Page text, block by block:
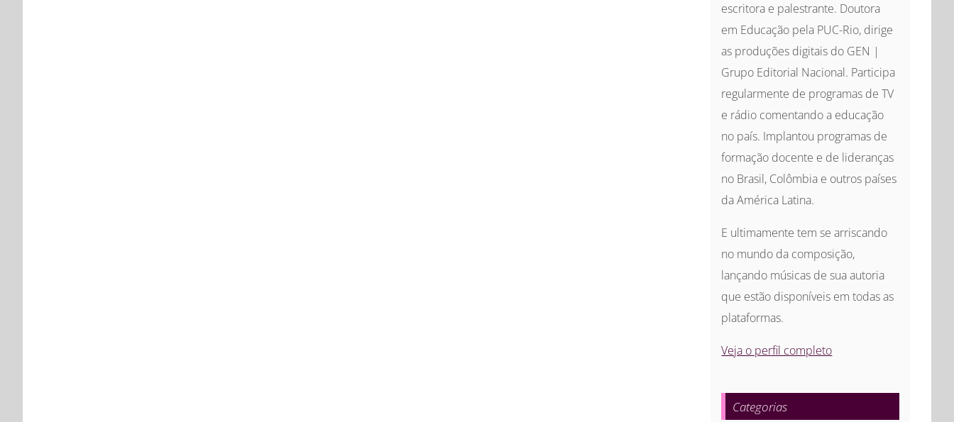
escritora e palestrante. Doutora
em Educação pela PUC-Rio, dirige
as produções digitais do GEN |
Grupo Editorial Nacional. Participa
regularmente de programas de TV
e rádio comentando a educação
no país. Implantou programas de
formação docente e de lideranças
no Brasil, Colômbia e outros países
da América Latina.
E ultimamente tem se arriscando
no mundo da composição,
lançando músicas de sua autoria
que estão disponíveis em todas as
plataformas.
Veja o perfil completo
Categorias